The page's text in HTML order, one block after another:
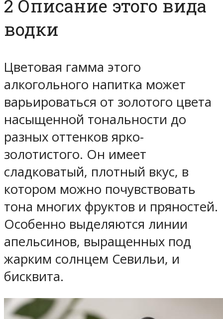
2 Описание этого вида
водки
Цветовая гамма этого
алкогольного напитка может
варьироваться от золотого цвета
насыщенной тональности до
разных оттенков ярко-
золотистого. Он имеет
сладковатый, плотный вкус, в
котором можно почувствовать
тона многих фруктов и пряностей.
Особенно выделяются линии
апельсинов, выращенных под
жарким солнцем Севильи, и
бисквита.